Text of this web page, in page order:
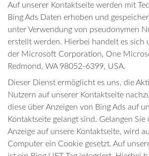
Auf unserer Kontaktseite werden mit
Bing Ads Daten erhoben und
unter Verwendung von pseudonymen
erstellt werden. Hierbei handelt es sich
der Microsoft Corporation, One
Redmond, WA 98052-6399, USA.
Dieser Dienst ermöglicht es uns, die
Nutzern auf unserer Kontaktseite
diese über Anzeigen von Bing Ads auf
Kontaktseite gelangt sind. Gelangen
Anzeige auf unsere Kontaktseite, wird
Computer ein Cookie gesetzt. Auf